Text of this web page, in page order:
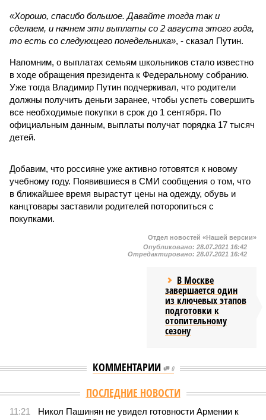
«Хорошо, спасибо большое. Давайте тогда так и
сделаем, и начнем эти выплаты со 2 августа этого года,
то есть со следующего понедельника», - сказал Путин.
Напомним, о выплатах семьям школьников стало известно
в ходе обращения президента к Федеральному собранию.
Уже тогда Владимир Путин подчеркивал, что родители
должны получить деньги заранее, чтобы успеть совершить
все необходимые покупки в срок до 1 сентября. По
официальным данным, выплаты получат порядка 17 тысяч
детей.
Добавим, что россияне уже активно готовятся к новому
учебному году. Появившиеся в СМИ сообщения о том, что
в ближайшее время вырастут цены на одежду, обувь и
канцтовары заставили родителей поторопиться с
покупками.
Отдел новостей «Нашей версии»
Опубликовано: 28.07.2021 16:42
Отредактировано: 28.07.2021 16:42
В Москве
завершается один
из ключевых этапов
подготовки к
отопительному
сезону
КОММЕНТАРИИ 0
Версия //Конфликт // В нескольких станциях от уже сданного
«Сказочного леса» пайщики ЖК «Станция Л» продолжают ждать от
компании Capital Group начала реальной достройки